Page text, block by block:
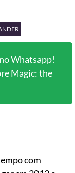
Whatsapp!
Magic: the
com